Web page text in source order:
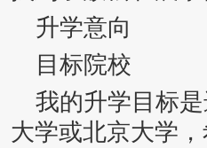
升学意向
目标院校
我的升学目标
大学或北京大学